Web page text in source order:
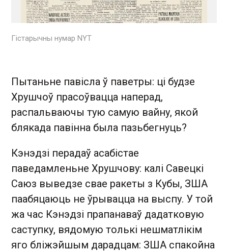
Гістарычны нумар NYT
Пытаньне павісла ў паветры: ці будзе
Хрушчоў прасоўвацца наперад,
распальваючы тую самую вайну, якой
блякада павінна была пазьбегнуць?
Кэнэдзі перадаў асабістае
паведамленьне Хрушчову: калі Савецкі
Саюз выведзе свае ракеты з Кубы, ЗША
паабяцаюць не ўрывацца на выспу. У той
жа час Кэнэдзі прапанаваў дадатковую
саступку, вядомую толькі нешматлікім
яго бліжэйшым дарадцам: ЗША спакойна